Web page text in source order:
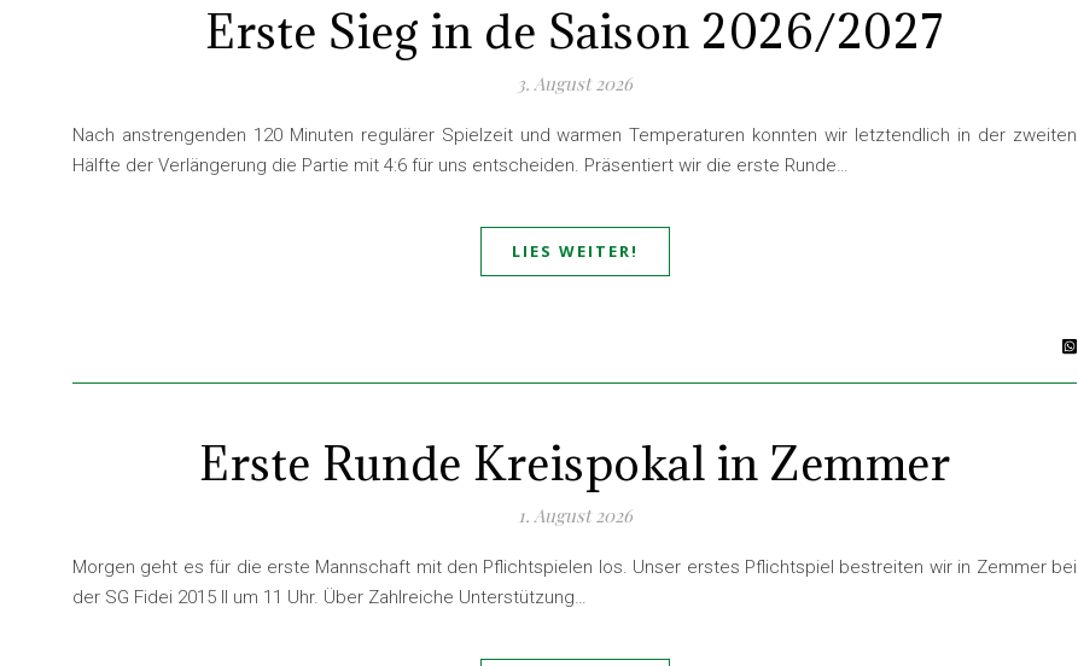
Erste Sieg in de Saison 2026/2027
3. August 2026
Nach anstrengenden 120 Minuten regulärer Spielzeit und warmen Temperaturen konnten wir letztendlich in der zweiten
Hälfte der Verlängerung die Partie mit 4:6 für uns entscheiden. Präsentiert wir die erste Runde…
LIES WEITER!
Erste Runde Kreispokal in Zemmer
1. August 2026
Morgen geht es für die erste Mannschaft mit den Pflichtspielen los. Unser erstes Pflichtspiel bestreiten wir in Zemmer bei
der SG Fidei 2015 ll um 11 Uhr. Über Zahlreiche Unterstützung…